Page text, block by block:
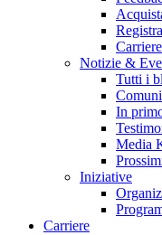
Carriere
Notizie &
Tutti i
In
Media
Iniziative
Carriere